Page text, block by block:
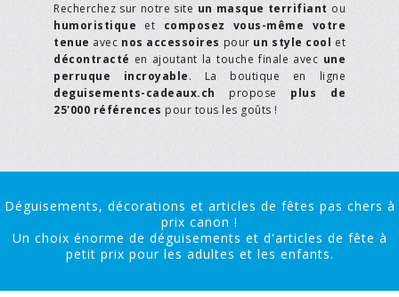
Recherchez sur notre site un masque terrifiant ou
humoristique et composez vous-même votre
tenue avec nos accessoires pour un style cool et
décontracté en ajoutant la touche finale avec une
perruque incroyable. La boutique en ligne
deguisements-cadeaux.ch propose plus de
25'000 références pour tous les goûts !
Déguisements, décorations et articles de fêtes pas chers à
prix canon !
Un choix énorme de déguisements et d'articles de fête à
petit prix pour les adultes et les enfants.